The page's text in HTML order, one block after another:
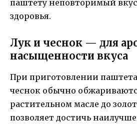
паштету неповторимый вкус
здоровья.
Лук и чеснок — для
насыщенности вкуса
При приготовлении
чеснок обычно
растительном масле до
позволяет достичь